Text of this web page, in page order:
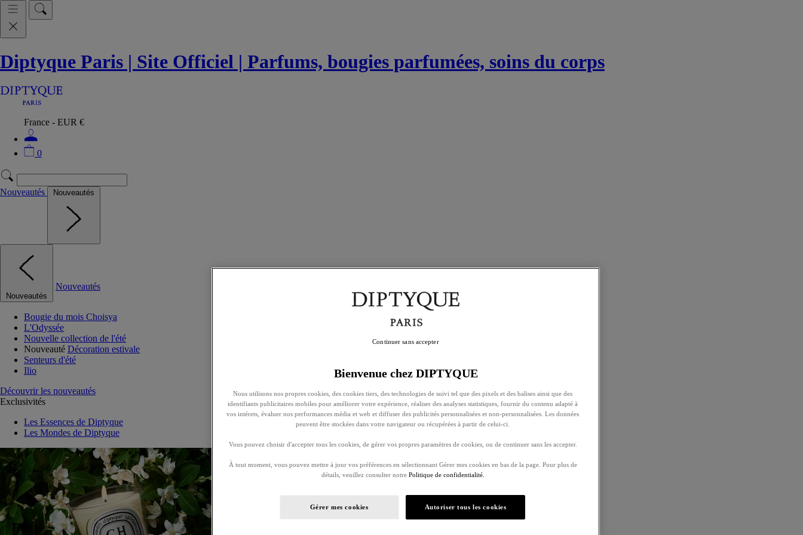
Diptyque Paris | Site Officiel | Parfums, bougies parfumées, soins du corps
France - EUR €
0
Nouveautés Nouveautés
Nouveautés
Nouveautés
Bougie du mois Choisya
L'Odyssée
Nouvelle collection de l'été
Nouveauté Décoration estivale
Senteurs d'été
Ilio
Découvrir les nouveautés
Exclusivités
Les Essences de Diptyque
Les Mondes de Diptyque
Bienvenue chez DIPTYQUE
Nous utilisons nos propres cookies, des cookies tiers, des technologies de suivi tel que des pixels et des balises ainsi que des
identifiants publicitaires mobiles pour améliorer votre expérience, réaliser des analyses statistiques, fournir du contenu adapté à
vos intérets, évaluer nos performances média et web et diffuser des publicités personnalisées et non-personnalisées. Les données
peuvent être stockées dans votre navigateur ou récupérées à partir de celui-ci.
Vous pouvez choisir d'accepter tous les cookies, de gérer vos propres paramètres de cookies, ou de continuer sans les accepter.
À tout moment, vous pouvez mettre à jour vos préférences en sélectionnant Gérer mes cookies en bas de la page. Pour plus de
détails, veuillez consulter notre Politique de confidentialité.
Gérer mes cookies Autoriser tous les cookies
Continuer sans accepter